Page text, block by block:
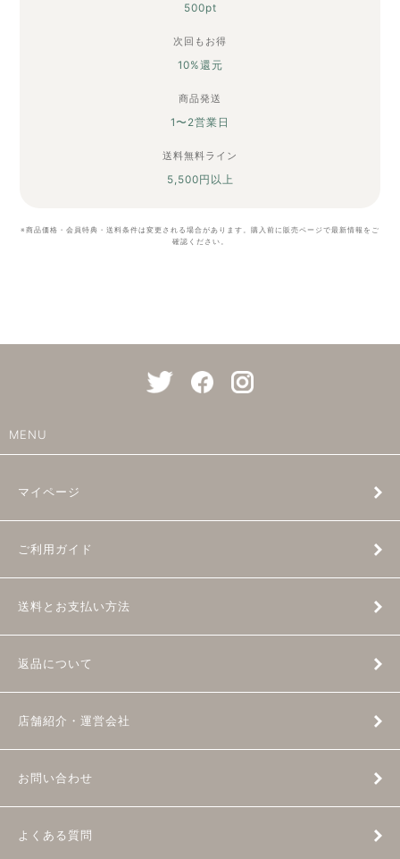
500pt
次回もお得
10%還元
商品発送
1〜2営業日
送料無料ライン
5,500円以上
※商品価格・会員特典・送料条件は変更される場合があります。購入前に販売ページで最新情報をご
確認ください。
MENU
マイページ
ご利用ガイド
送料とお支払い方法
返品について
店舗紹介・運営会社
お問い合わせ
よくある質問